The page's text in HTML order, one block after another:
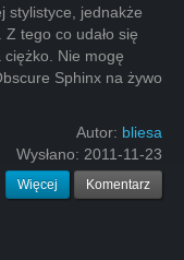
stylistyce, jednakże
tego co udało się
ciężko. Nie mogę
Sphinx na żywo
Autor: bliesa
Wysłano: 2011-11-23
Więcej Komentarz